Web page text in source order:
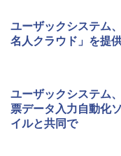
ユーザックシステム
名人クラウド」を提
ユーザックシステム
票データ入力自動化
イルと共同で